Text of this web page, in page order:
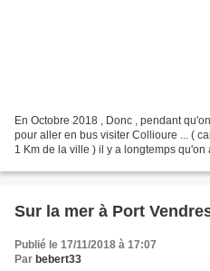
En Octobre 2018 , Donc , pendant
pour aller en bus visiter Collioure ... (
1 Km de la ville ) il y a longtemps qu'on
Sur la mer à Port
Publié le 17/11/2018 à 17:07
Par bebert33